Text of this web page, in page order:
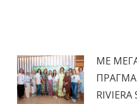
MΕ
RIVIERA